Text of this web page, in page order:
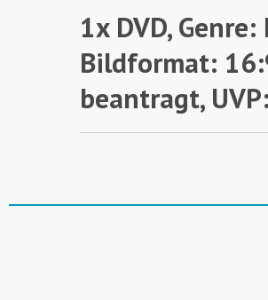
1x DVD,
Bildformat:
beantragt,